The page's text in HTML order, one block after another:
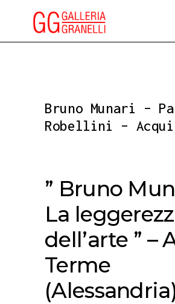
Bruno Munari –
Robellini – Acqui
” Bruno
La
dell’arte ” –
Terme